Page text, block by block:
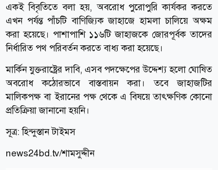
একই বিবৃতিতে বলা হয়, অবরোধ পুরোপুরি কার্যকর করতে
এখন পর্যন্ত পাঁচটি বাণিজ্যিক জাহাজে হামলা চালিয়ে অক্ষম
করা হয়েছে। পাশাপাশি ১১৬টি জাহাজকে জোরপূর্বক তাদের
নির্ধারিত পথ পরিবর্তন করতে বাধ্য করা হয়েছে।
মার্কিন যুক্তরাষ্ট্রের দাবি, এসব পদক্ষেপের উদ্দেশ্য হলো ঘোষিত
অবরোধ কঠোরভাবে বাস্তবায়ন করা। তবে জাহাজটির
মালিকপক্ষ বা ইরানের পক্ষ থেকে এ বিষয়ে তাৎক্ষণিক কোনো
প্রতিক্রিয়া জানানো হয়নি।
সূত্র:হিন্দুস্তানটাইমস
news24bd.tv/শামসুদ্দীন